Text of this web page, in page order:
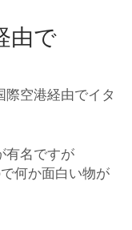
由で
空港経由でイタ
有名ですが
何か面白い物が